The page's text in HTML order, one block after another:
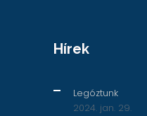
Hírek
Legóztunk
2024. jan. 29.